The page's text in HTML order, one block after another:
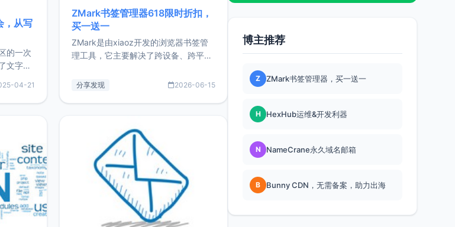
，从写
的一次
文字
，以及
由职业
了我的
在已经
04-21
ZMark书签管理器618限时折扣，
买一送一
ZMark是由xiaoz开发的浏览器书签管
理工具，它主要解决了跨设备、跨平
做到一处部署、随处访问。同时，它还
量级： 使用Bun + Hono.js
分享发现 2026-06-15
博主推荐
Z ZMark书签管理器，买一送一
H HexHub运维&开发利器
N NameCrane永久域名邮箱
B Bunny CDN，无需备案，助力出海